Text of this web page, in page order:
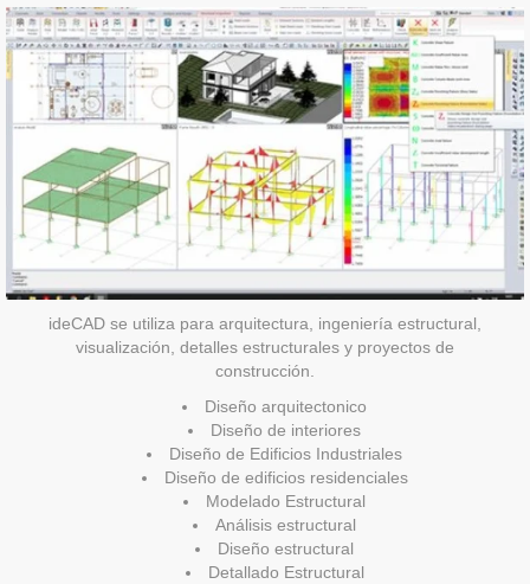
ideCAD se utiliza para arquitectura, ingeniería estructural,
visualización, detalles estructurales y proyectos de
construcción.
Diseño arquitectonico
Diseño de interiores
Diseño de Edificios Industriales
Diseño de edificios residenciales
Modelado Estructural
Análisis estructural
Diseño estructural
Detallado Estructural